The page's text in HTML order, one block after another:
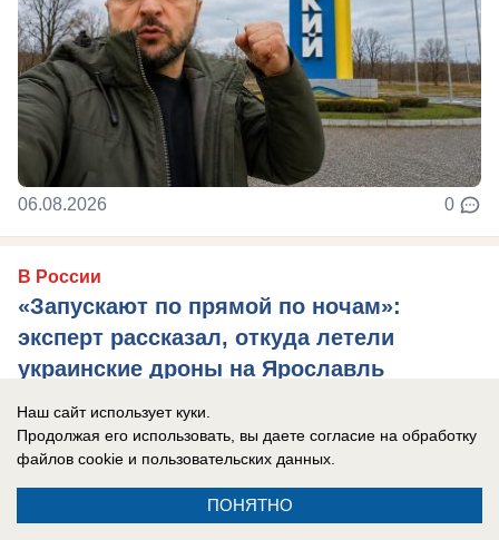
06.08.2026 0
В России
«Запускают по прямой по ночам»:
эксперт рассказал, откуда летели
украинские дроны на Ярославль
Целями стал нефтеперерабатывающий завод.
Наш сайт использует куки.
Продолжая его использовать, вы даете согласие на обработку
файлов cookie и пользовательских данных.
ПОНЯТНО